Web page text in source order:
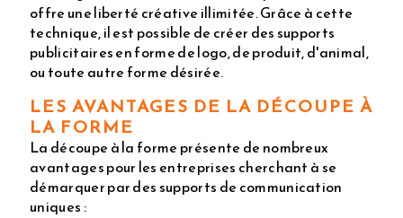
offre une liberté créative illimitée. Grâce à cette
technique, il est possible de créer des supports
publicitaires en forme de logo, de produit, d'animal,
ou toute autre forme désirée.
LES AVANTAGES DE LA DÉCOUPE À
LA FORME
La découpe à la forme présente de nombreux
avantages pour les entreprises cherchant à se
démarquer par des supports de communication
uniques :